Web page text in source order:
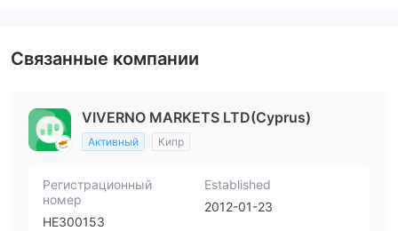
Связанные компании
VIVERNO MARKETS LTD(Cyprus)
Активный Кипр
Регистрационный
номер
HE300153
Established
2012-01-23